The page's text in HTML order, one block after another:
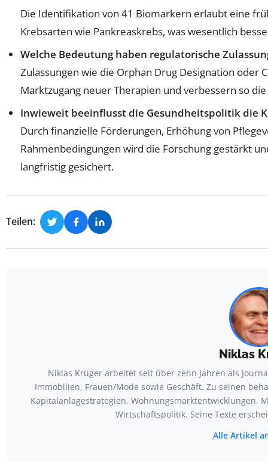
Die Identifikation von 41 Biomarkern erlaubt eine
Krebsarten wie Pankreaskrebs, was wesentlich
Welche Bedeutung haben regulatorische
Zulassungen wie die Orphan Drug Designation oder
Marktzugang neuer Therapien und verbessern so
Inwieweit beeinflusst die Gesundheitspolitik die
Durch finanzielle Förderungen, Erhöhung von
Rahmenbedingungen wird die Forschung gestärkt
langfristig gesichert.
Teilen:
Niklas
Niklas Krüger arbeitet seit über zehn Jahren als
Immobilien, Frauen/Mode sowie Geschäft. Zu seinen
Kapitalanlagestrategien, Wohnungsmarktentwicklungen,
Wirtschaftspolitik. Seine Texte
Alle Artikel